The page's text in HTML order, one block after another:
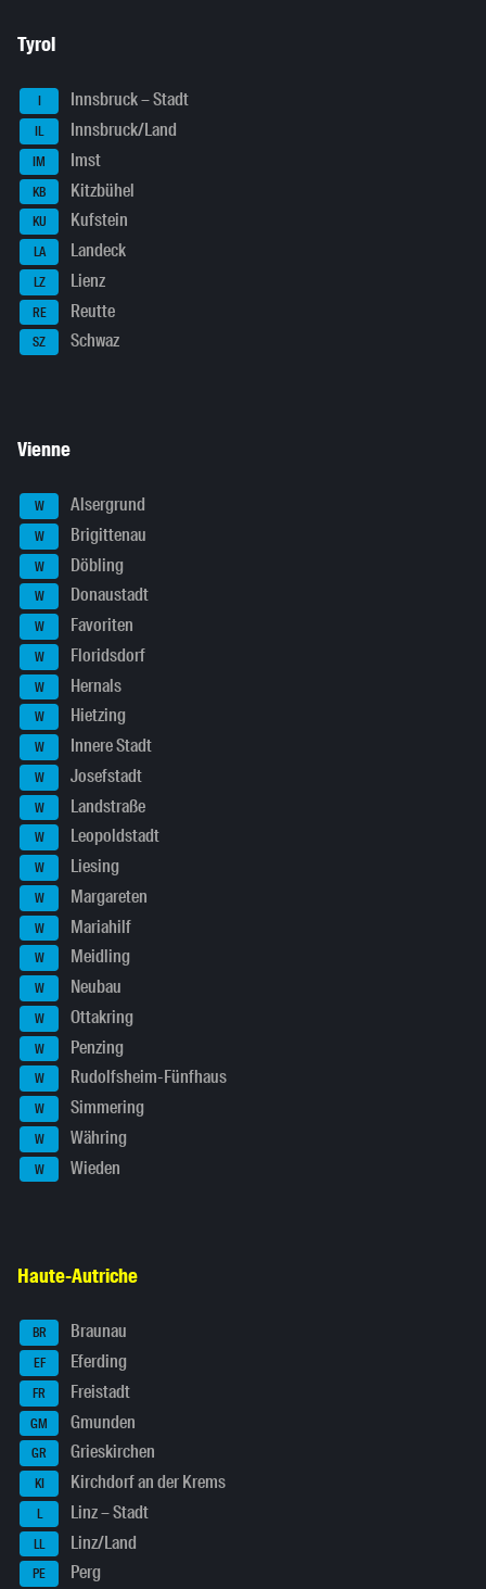
Tyrol
I Innsbruck – Stadt
IL Innsbruck/Land
IM Imst
KB Kitzbühel
KU Kufstein
LA Landeck
LZ Lienz
RE Reutte
SZ Schwaz
Vienne
W Alsergrund
W Brigittenau
W Döbling
W Donaustadt
W Favoriten
W Floridsdorf
W Hernals
W Hietzing
W Innere Stadt
W Josefstadt
W Landstraße
W Leopoldstadt
W Liesing
W Margareten
W Mariahilf
W Meidling
W Neubau
W Ottakring
W Penzing
W Rudolfsheim-Fünfhaus
W Simmering
W Währing
W Wieden
Haute-Autriche
BR Braunau
EF Eferding
FR Freistadt
GM Gmunden
GR Grieskirchen
KI Kirchdorf an der Krems
L Linz – Stadt
LL Linz/Land
PE Perg